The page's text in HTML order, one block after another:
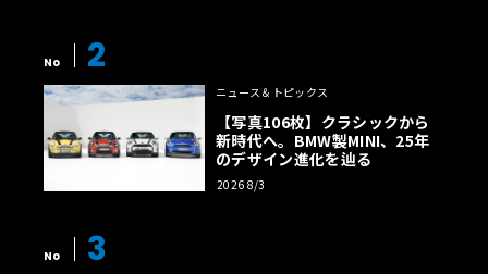
No 2
ニュース＆トピックス
【写真106枚】クラシックから
新時代へ。BMW製MINI、25年
のデザイン進化を辿る
2026 8/3
No 3